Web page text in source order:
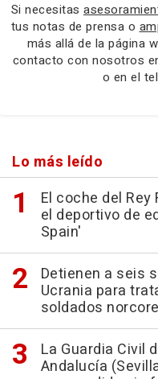
Si necesitas
tus notas de prensa o
más allá de la página
contacto con nosotros
o en el
Lo más leído
El coche del
el deportivo de
Spain'
Detienen a seis
Ucrania para
soldados
La Guardia Civil
Andalucía